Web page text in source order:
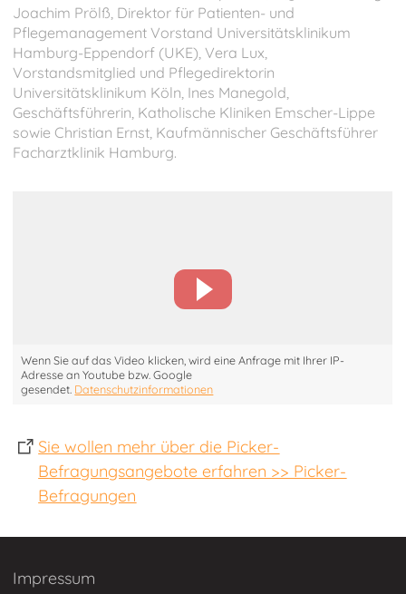
Joachim Prölß, Direktor für Patienten- und
Pflegemanagement Vorstand Universitätsklinikum
Hamburg-Eppendorf (UKE), Vera Lux,
Vorstandsmitglied und Pflegedirektorin
Universitätsklinikum Köln, Ines Manegold,
Geschäftsführerin, Katholische Kliniken Emscher-Lippe
sowie Christian Ernst, Kaufmännischer Geschäftsführer
Facharztklinik Hamburg.
Wenn Sie auf das Video klicken, wird eine Anfrage mit Ihrer IP-
Adresse an Youtube bzw. Google
gesendet. Datenschutzinformationen
Sie wollen mehr über die Picker-
Befragungsangebote erfahren >> Picker-
Befragungen
Impressum